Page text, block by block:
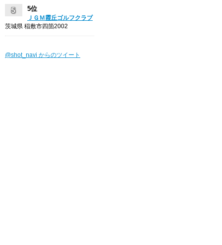
5位
ＪＧＭ霞丘ゴルフクラブ
茨城県 稲敷市四箇2002
@shot_navi からのツイート